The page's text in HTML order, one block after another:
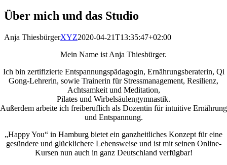
Über mich und das Studio
Anja ThiesbürgerXYZ2020-04-21T13:35:47+02:00
Mein Name ist Anja Thiesbürger.
Ich bin zertifizierte Entspannungspädagogin, Ernährungsberaterin, Qi
Gong-Lehrerin, sowie Trainerin für Stressmanagement, Resilienz,
Achtsamkeit und Meditation,
Pilates und Wirbelsäulengymnastik.
Außerdem arbeite ich freiberuflich als Dozentin für intuitive Ernährung
und Entspannung.
„Happy You“ in Hamburg bietet ein ganzheitliches Konzept für eine
gesündere und glücklichere Lebensweise und ist mit seinen Online-
Kursen nun auch in ganz Deutschland verfügbar!